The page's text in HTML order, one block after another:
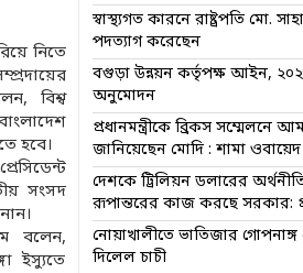
নিতে
বিশ্ব
হবে।
সংসদ
বলেন,
ইস্যুতে
স্বাস্থ্যগত কারনে রাষ্ট্রপতি মো.
পদত্যাগ করেছেন
বগুড়া উন্নয়ন কর্তৃপক্ষ আইন,
অনুমোদন
প্রধানমন্ত্রীকে ব্রিকস সম্মেলনে
জানিয়েছেন মোদি : শামা ওবায়েদ
দেশকে ট্রিলিয়ন ডলারের
রূপান্তরের কাজ করছে সরকার:
নোয়াখালীতে ভাতিজার গোপনাঙ্গ
দিলেল চাচী